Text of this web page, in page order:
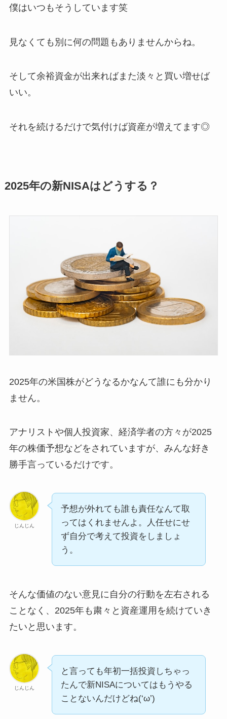
僕はいつもそうしています笑
見なくても別に何の問題もありませんからね。
そして余裕資金が出来ればまた淡々と買い増せば
いい。
それを続けるだけで気付けば資産が増えてます◎
2025年の新NISAはどうする？
2025年の米国株がどうなるかなんて誰にも分かり
ません。
アナリストや個人投資家、経済学者の方々が2025
年の株価予想などをされていますが、みんな好き
勝手言っているだけです。
じんじん
予想が外れても誰も責任なんて取
ってはくれませんよ。人任せにせ
ず自分で考えて投資をしましょ
う。
そんな価値のない意見に自分の行動を左右される
ことなく、2025年も粛々と資産運用を続けていき
たいと思います。
じんじん
と言っても年初一括投資しちゃっ
たんで新NISAについてはもうやる
ことないんだけどね(‘ω’)